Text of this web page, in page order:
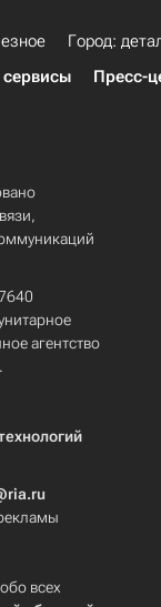
Город:
Пресс-
агентство
всех